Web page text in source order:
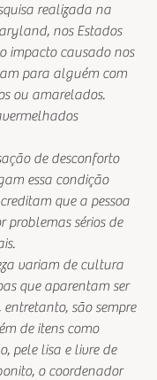
realizada na
nos Estados
impacto causado nos
para alguém com
ou amarelados.
de desconforto
essa condição
que a pessoa
problemas sérios de
variam de cultura
que aparentam ser
entretanto, são sempre
de itens como
pele lisa e livre de
o coordenador